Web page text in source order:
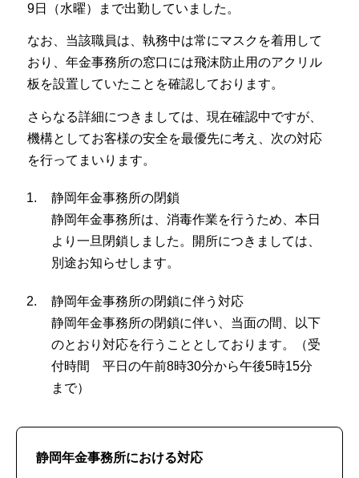
9日（水曜）まで出勤していました。
なお、当該職員は、執務中は常にマスクを着用して
おり、年金事務所の窓口には飛沫防止用のアクリル
板を設置していたことを確認しております。
さらなる詳細につきましては、現在確認中ですが、
機構としてお客様の安全を最優先に考え、次の対応
を行ってまいります。
静岡年金事務所の閉鎖
静岡年金事務所は、消毒作業を行うため、本日
より一旦閉鎖しました。開所につきましては、
別途お知らせします。
静岡年金事務所の閉鎖に伴う対応
静岡年金事務所の閉鎖に伴い、当面の間、以下
のとおり対応を行うこととしております。（受
付時間 平日の午前8時30分から午後5時15分
まで）
静岡年金事務所における対応